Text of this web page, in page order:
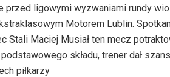
ligowymi wyzwaniami rundy
Motorem Lublin.
Maciej Musiał ten mecz
składu, trener dał
piłkarzy